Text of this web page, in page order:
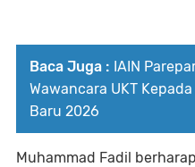
Baca Juga : IAIN
Wawancara UKT
Baru 2026
Muhammad Fadil